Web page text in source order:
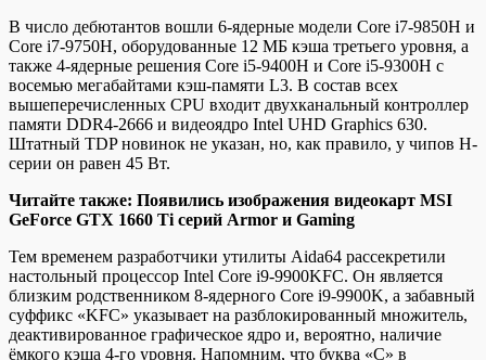
В число дебютантов вошли 6-ядерные модели Core i7-9850H и
Core i7-9750H, оборудованные 12 МБ кэша третьего уровня, а
также 4-ядерные решения Core i5-9400H и Core i5-9300H с
восемью мегабайтами кэш-памяти L3. В состав всех
вышеперечисленных CPU входит двухканальный контроллер
памяти DDR4-2666 и видеоядро Intel UHD Graphics 630.
Штатный TDP новинок не указан, но, как правило, у чипов H-
серии он равен 45 Вт.
Читайте также: Появились изображения видеокарт MSI
GeForce GTX 1660 Ti серий Armor и Gaming
Тем временем разработчики утилиты Aida64 рассекретили
настольный процессор Intel Core i9-9900KFC. Он является
близким родственником 8-ядерного Core i9-9900K, а забавный
суффикс «KFC» указывает на разблокированный множитель,
деактивированное графическое ядро и, вероятно, наличие
ёмкого кэша 4-го уровня. Напомним, что буква «C» в